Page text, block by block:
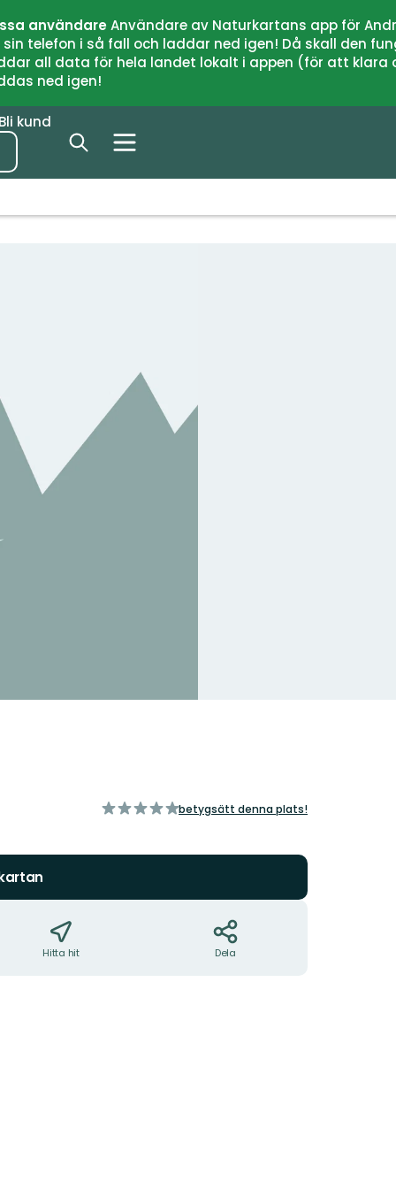
användareAnvändare av Naturkartans app för
telefon i så fall och laddar ned igen! Då skall den
all data för hela landet lokalt i appen (för att
ned igen!
Bli kund
av
betygsätt denna plats!
Hitta hit Dela